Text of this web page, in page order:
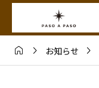
  お知らせ 